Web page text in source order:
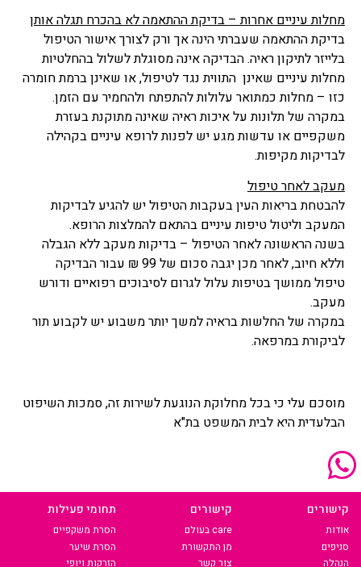
מחלות עיניים אחרות – בדיקת ההתאמה לא בהכרח תגלה אותן
בדיקת ההתאמה שעברתי הינה אך ורק לצורך אישור הטיפול
בלייזר לתיקון ראיה. הבדיקה אינה מסוגלת לשלול בהחלטיות
מחלות עיניים שאינן התווית נגד לטיפול, או שאינן ברמת חומרה
כזו – מחלות כמתואר עלולות להתפתח ולהחמיר עם הזמן.
במקרה של תלונות על איכות ראיה שאינה מתוקנת בעזרת
משקפיים או עדשות מגע יש לפנות לרופא עיניים בקהילה
לבדיקות מקיפות.
מעקב לאחר טיפול
להבטחת בריאות העין בעקבות הטיפול יש להגיע לבדיקות
המעקב וליטול טיפות עיניים בהתאם להמלצות הרופא.
בשנה הראשונה לאחר הטיפול – בדיקות מעקב ללא הגבלה
וללא חיוב, לאחר מכן יגבה סכום של 99 ₪ עבור הבדיקה
טיפול ממושך בטיפות עלול לגרום לסיבוכים רפואיים ודורש
מעקב.
במקרה של החלשות בראיה למשך יותר משבוע יש לקבוע תור
לביקורת במרפאה.
מוסכם עלי כי בכל מחלוקת הנוגעת לשירות זה, סמכות השיפוט
הבלעדית היא לבית המשפט בת"א
קישורים
אודות
סניפים
הנהלה
קישורים
care בעולם
מן התקשורת
צור קשר
תחומי פעילות
הסרת משקפיים
הסרת שיער
הזרקות ויופי